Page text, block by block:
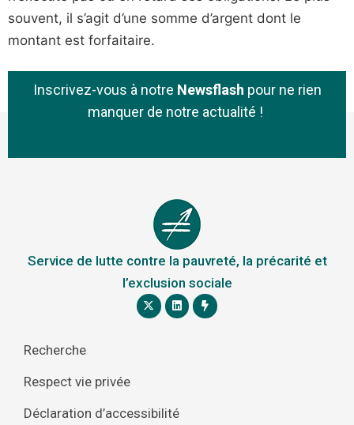
souvent, il s’agit d’une somme d’argent dont le
montant est forfaitaire.
Inscrivez-vous à notre Newsflash pour ne rien
manquer de notre actualité !
Service de lutte contre la pauvreté, la précarité et
l’exclusion sociale
Recherche
Respect vie privée
Déclaration d’accessibilité